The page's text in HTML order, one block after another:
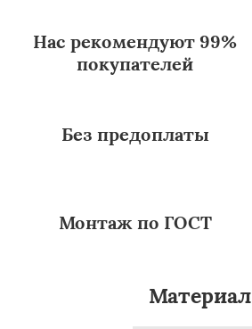
Нас рекомендуют 99%
покупателей
Без предоплаты
Монтаж по ГОСТ
Материал